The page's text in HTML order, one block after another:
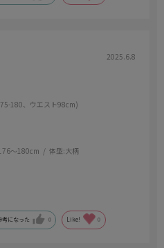
2025.6.8
180、ウエスト98cm)
～180cm 体型:大柄
考になった 0 Like! 0